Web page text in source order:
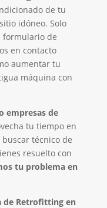
de tu
idóneo. Solo
formulario de
en contacto
aumentar tu
máquina con
empresas de
tu tiempo en
técnico de
resuelto con
tu problema en
de Retrofitting en